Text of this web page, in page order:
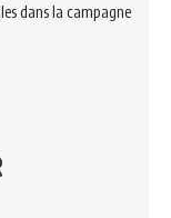
dans la campagne